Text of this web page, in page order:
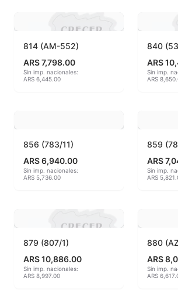
Hereaus (750ºC - 850ºC)
Herramientas
Jaspeadores
Ladrillos aislantes para horno
Libros y Revistas
Materias primas
814 (AM-552)
ARS 7,798.00
Sin imp. nacionales:
ARS 6,445.00
840
ARS
Sin imp.
ARS
856 (783/11)
ARS 6,940.00
Sin imp. nacionales:
ARS 5,736.00
859
ARS
Sin imp.
ARS
879 (807/1)
ARS 10,886.00
Sin imp. nacionales:
ARS 8,997.00
880
ARS
Sin imp.
ARS